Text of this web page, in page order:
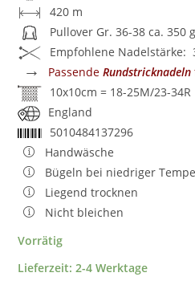
420 m
Pullover Gr. 36-38 ca. 350 g
Empfohlene Nadelstärke:
→ PassendeRundstricknadeln
10x10cm = 18-25M/23-34R
England
5010484137296
Handwäsche
Bügeln bei niedriger
Liegend trocknen
Nicht bleichen
Vorrätig
Lieferzeit:2-4 Werktage